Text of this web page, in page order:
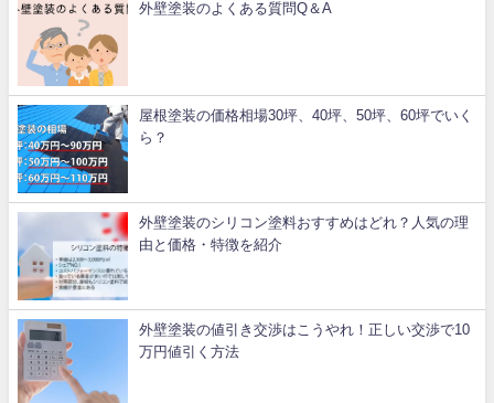
外壁塗装のよくある質問Q＆A
屋根塗装の価格相場30坪、40坪、50坪、60坪でいく
ら？
外壁塗装のシリコン塗料おすすめはどれ？人気の理
由と価格・特徴を紹介
外壁塗装の値引き交渉はこうやれ！正しい交渉で10
万円値引く方法